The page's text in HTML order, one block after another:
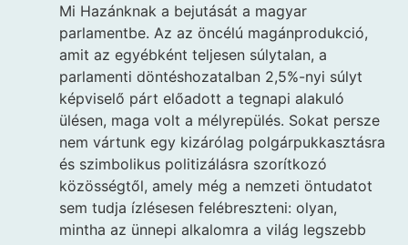
Mi Hazánknak a bejutását a magyar
parlamentbe. Az az öncélú magánprodukció,
amit az egyébként teljesen súlytalan, a
parlamenti döntéshozatalban 2,5%-nyi súlyt
képviselő párt előadott a tegnapi alakuló
ülésen, maga volt a mélyrepülés. Sokat persze
nem vártunk egy kizárólag polgárpukkasztásra
és szimbolikus politizálásra szorítkozó
közösségtől, amely még a nemzeti öntudatot
sem tudja ízlésesen felébreszteni: olyan,
mintha az ünnepi alkalomra a világ legszebb